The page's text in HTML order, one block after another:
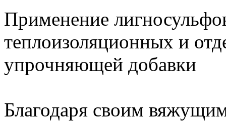
Применение
теплоизоляционных и
упрочняющей добавки
Благодаря своим